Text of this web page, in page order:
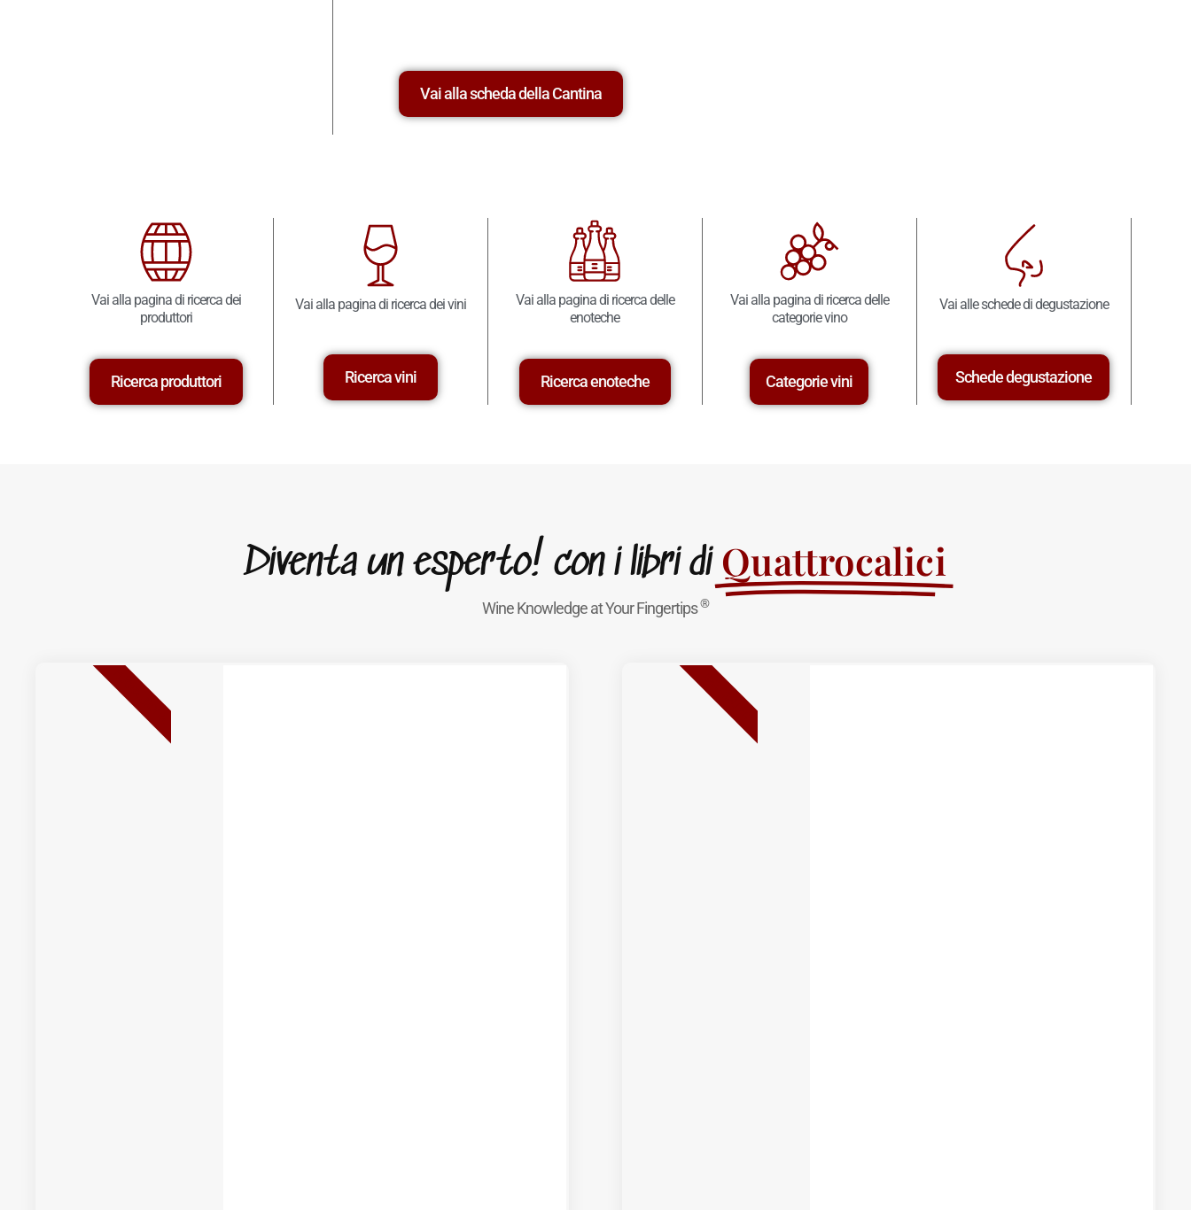
Vai alla scheda della Cantina
Vai alla pagina di ricerca dei
produttori
Ricerca produttori
Vai alla pagina di ricerca dei vini
Ricerca vini
Vai alla pagina di ricerca delle
enoteche
Ricerca enoteche
Vai alla pagina di ricerca delle
categorie vino
Categorie vini
Vai alle schede di degustazione
Schede degustazione
Diventa un esperto! con i libri di Quattrocalici
Wine Knowledge at Your Fingertips®
NUOVA USCITA BEST SELLER